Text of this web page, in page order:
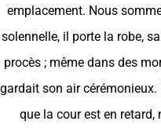
emplacement. Nous
solennelle, il porte la robe,
procès ; même dans des
gardait son air
que la cour est en retard,